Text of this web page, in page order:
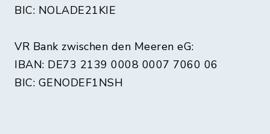
BIC: NOLADE21KIE
VR Bank zwischen den Meeren eG:
IBAN: DE73 2139 0008 0007 7060 06
BIC: GENODEF1NSH